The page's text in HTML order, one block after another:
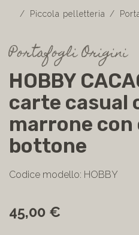
Piccola pelletteria
Portafogli Origini
HOBBY
carte casual
marrone
bottone
Codice modello: HOBBY
45,00 €